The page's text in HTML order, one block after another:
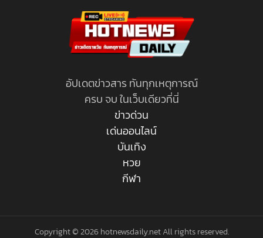
อัปเดตข่าวสาร ทันทุกเหตุการณ์
ครบ จบ ในเว็บเดียวที่นี่
ข่าวด่วน
เด่นออนไลน์
บันเทิง
หวย
กีฬา
Copyright © 2026 hotnewsdaily.net All rights reserved.